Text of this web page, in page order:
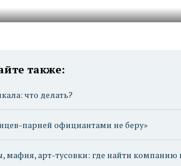
также:
что делать?
парней официантами не беру»
мафия, арт-тусовки: где найти компанию